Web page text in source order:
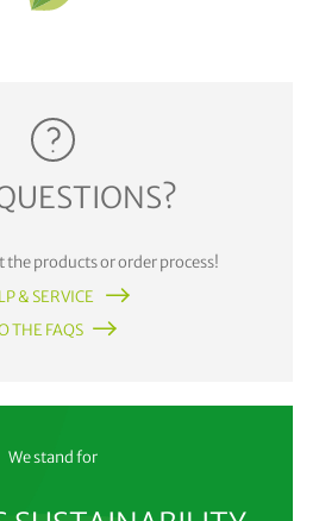
the products or order process!
& SERVICE
THE FAQS
We stand for